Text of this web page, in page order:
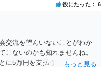
役にたった 6
交流を望んいないことがわか
こないのかも知れませんね。
に5万円を支払うことを取決め